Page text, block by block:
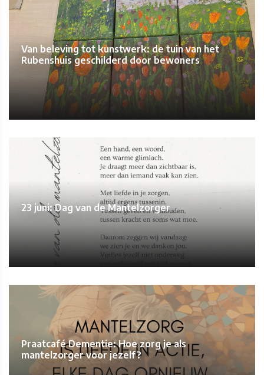
Van beleving tot kunstwerk: de tuin van het
Rubenshuis geschilderd door bewoners
23 juni: Dag van de Mantelzorger
Praatcafé Dementie: Hoe zorg je als
mantelzorger voor jezelf?